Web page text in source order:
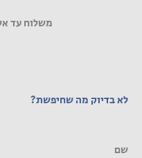
משלוח עד
לא בדיוק מה שחיפשת?
שם